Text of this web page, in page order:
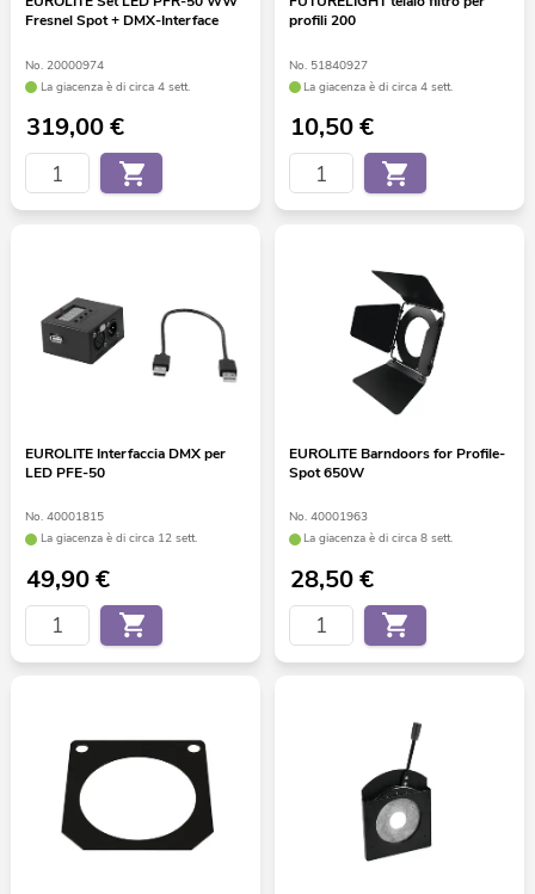
Fresnel Spot + DMX-Interface
No. 20000974
La giacenza è di circa 4 sett.
319,00€
profili 200
No. 51840927
La giacenza è di circa 4 sett.
10,50€
EUROLITE Interfaccia DMX per
LED PFE-50
No. 40001815
La giacenza è di circa 12 sett.
49,90€
EUROLITE Barndoors for Profile-
Spot 650W
No. 40001963
La giacenza è di circa 8 sett.
28,50€